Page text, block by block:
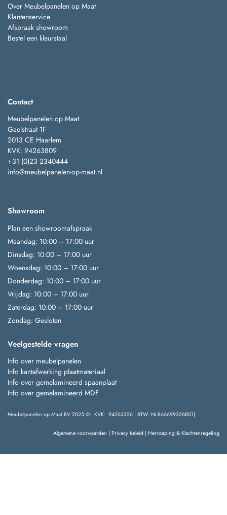
Over Meubelpanelen op Maat
Klantenservice
Afspraak showroom
Bestel een kleurstaal
Contact
Meubelpanelen op Maat
Gaelstraat 1F
2013 CE Haarlem
KVK: 94263809
+31 (0)23 2340444
info@meubelpanelen-op-maat.nl
Showroom
Plan een showroomafspraak
Maandag: 10:00 – 17:00 uur
Dinsdag: 10:00 – 17:00 uur
Woensdag: 10:00 – 17:00 uur
Donderdag: 10:00 – 17:00 uur
Vrijdag: 10:00 – 17:00 uur
Zaterdag: 10:00 – 17:00 uur
Zondag: Gesloten
Veelgestelde vragen
Info over meubelpanelen
Info kantafwerking plaatmateriaal
Info over gemelamineerd spaanplaat
Info over gemelamineerd MDF
Meubelpanelen op Maat BV 2025 © | KVK:: 94263326 | BTW: NL866699326B01|
Algemene voorwaarden | Privacy beleid | Herroeping & Klachtenregeling